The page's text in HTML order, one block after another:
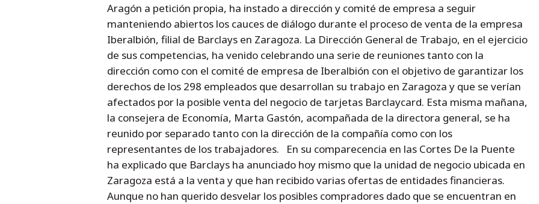
Aragón a petición propia, ha instado a dirección y comité de empresa a seguir
manteniendo abiertos los cauces de diálogo durante el proceso de venta de la empresa
Iberalbión, filial de Barclays en Zaragoza. La Dirección General de Trabajo, en el ejercicio
de sus competencias, ha venido celebrando una serie de reuniones tanto con la
dirección como con el comité de empresa de Iberalbión con el objetivo de garantizar los
derechos de los 298 empleados que desarrollan su trabajo en Zaragoza y que se verían
afectados por la posible venta del negocio de tarjetas Barclaycard. Esta misma mañana,
la consejera de Economía, Marta Gastón, acompañada de la directora general, se ha
reunido por separado tanto con la dirección de la compañía como con los
representantes de los trabajadores. En su comparecencia en las Cortes De la Puente
ha explicado que Barclays ha anunciado hoy mismo que la unidad de negocio ubicada en
Zaragoza está a la venta y que han recibido varias ofertas de entidades financieras.
Aunque no han querido desvelar los posibles compradores dado que se encuentran en